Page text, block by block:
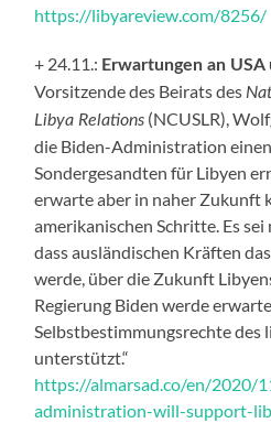
https://libyareview.com/8256/
+ 24.11.: Erwartungen an
Vorsitzende des Beirats des
Libya Relations (NCUSLR),
die Biden-Administration
Sondergesandten für Libyen
erwarte aber in naher Zukunft
amerikanischen Schritte. Es
dass ausländischen Kräften
werde, über die Zukunft
Regierung Biden werde
Selbstbestimmungsrechte des
unterstützt.“
https://almarsad.co/en/2020/
administration-will-support-